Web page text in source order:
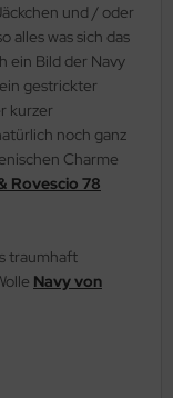
und / oder
alles was sich das
ein Bild der Navy
gestrickter
kurzer
noch ganz
Charme
Rovescio 78
traumhaft
Navy von